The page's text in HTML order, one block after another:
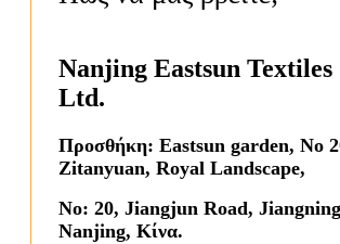
Nanjing Eastsun Textiles
Ltd.
Προσθήκη: Eastsun garden, No
Zitanyuan, Royal Landscape,
No: 20, Jiangjun Road,
Nanjing, Κίνα.